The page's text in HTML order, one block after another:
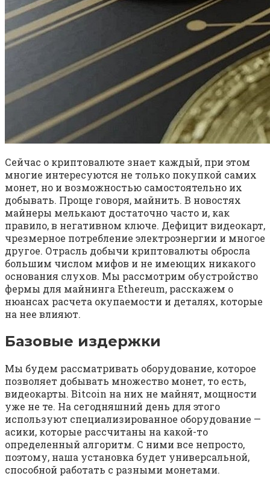
Сейчас о криптовалюте знает каждый, при этом
многие интересуются не только покупкой самих
монет, но и возможностью самостоятельно их
добывать. Проще говоря, майнить. В новостях
майнеры мелькают достаточно часто и, как
правило, в негативном ключе. Дефицит видеокарт,
чрезмерное потребление электроэнергии и многое
другое. Отрасль добычи криптовалюты обросла
большим числом мифов и не имеющих никакого
основания слухов. Мы рассмотрим обустройство
фермы для майнинга Ethereum, расскажем о
нюансах расчета окупаемости и деталях, которые
на нее влияют.
Базовые издержки
Мы будем рассматривать оборудование, которое
позволяет добывать множество монет, то есть,
видеокарты. Bitcoin на них не майнят, мощности
уже не те. На сегодняшний день для этого
используют специализированное оборудование —
асики, которые рассчитаны на какой-то
определенный алгоритм. С ними все непросто,
поэтому, наша установка будет универсальной,
способной работать с разными монетами.